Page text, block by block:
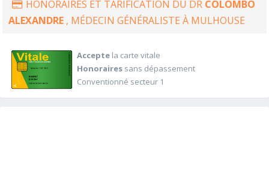
HONORAIRES ET TARIFICATION DU DR COLOMBO
ALEXANDRE , MÉDECIN GÉNÉRALISTE À MULHOUSE
Acceptela carte vitale
Honorairessans dépassement
Conventionné secteur 1